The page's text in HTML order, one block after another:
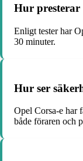
Hur presterar
Enligt tester har
30 minuter.
Hur ser
Opel Corsa-e har
både föraren och